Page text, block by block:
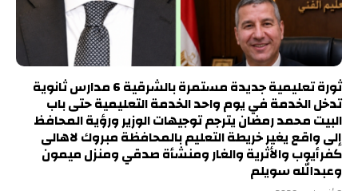
ثورة تعليمية جديدة مستمرة بالشرقية 6 مدارس ثانوية
تدخل الخدمة في يوم واحد الخدمة التعليمية حتى باب
البيت محمد رمضان يترجم توجيهات الوزير ورؤية المحافظ
إلى واقع يغير خريطة التعليم بالمحافظة مبروك لاهالى
كفرأيوب والأثرية والغار ومنشأة صدقي ومنزل ميمون
وعبدالله سويلم